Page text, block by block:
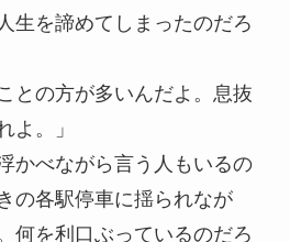
生を諦めてしまったのだろ
との方が多いんだよ。息抜
よ。」
かべながら言う人もいるの
の各駅停車に揺られなが
何を利口ぶっているのだろ